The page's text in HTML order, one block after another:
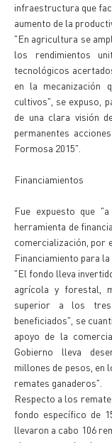
infraestructura que
aumento de la
"En agricultura se
los rendimientos
tecnológicos
en la mecanización
cultivos", se expuso,
de una clara visión
permanentes
Formosa 2015".
Financiamientos
Fue expuesto que
herramienta de
comercialización, por
Financiamiento para
"El fondo lleva
agrícola y forestal,
superior a los tres
beneficiados", se
apoyo de la
Gobierno lleva
millones de pesos, en
remates ganaderos".
Respecto a los
fondo específico de
llevaron a cabo 106